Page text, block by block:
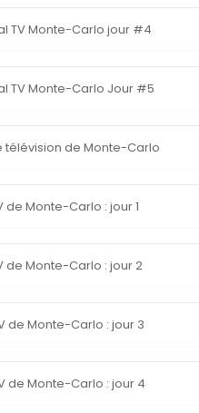
TV Monte-Carlo jour #4
TV Monte-Carlo Jour #5
télévision de Monte-Carlo
de Monte-Carlo : jour 1
de Monte-Carlo : jour 2
de Monte-Carlo : jour 3
de Monte-Carlo : jour 4